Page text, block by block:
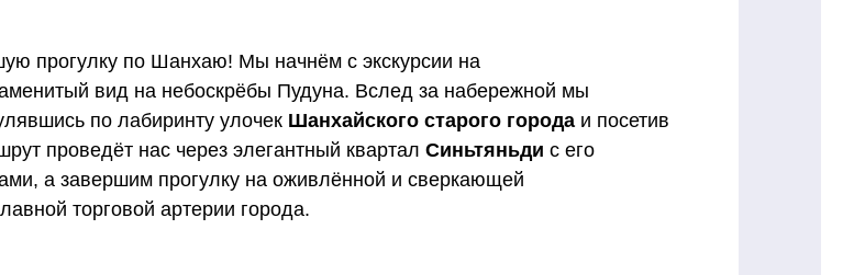
прогулку по Шанхаю! Мы начнём с экскурсии на
вид на небоскрёбы Пудуна. Вслед за набережной мы
по лабиринту улочек Шанхайского старого города и посетив
проведёт нас через элегантный квартал Синьтяньди с его
а завершим прогулку на оживлённой и сверкающей
торговой артерии города.